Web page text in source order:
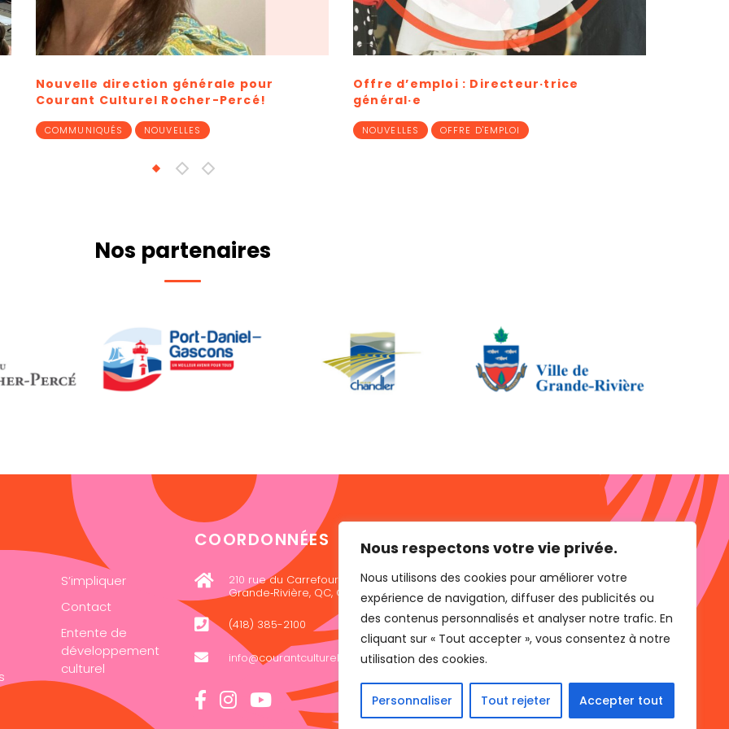
Nous respectons votre vie privée.
Nous utilisons des cookies pour améliorer votre
expérience de navigation, diffuser des publicités ou
des contenus personnalisés et analyser notre trafic. En
cliquant sur « Tout accepter », vous consentez à notre
utilisation des cookies.
Personnaliser Tout rejeter Accepter tout
pour
Percé!
Offre d’emploi : Directeur·trice
général·e
NOUVELLES
Nouveaux équipements pour le
EDC
Nos partenaires
S’impliquer
Contact
Entente de
développement
culturel
COORDONNÉES
210 rue du Carrefour, local C,
Grande‑Rivière, QC, G0C 1V0
(418) 385-2100
info@courantculturel.com
INFOLETTRE